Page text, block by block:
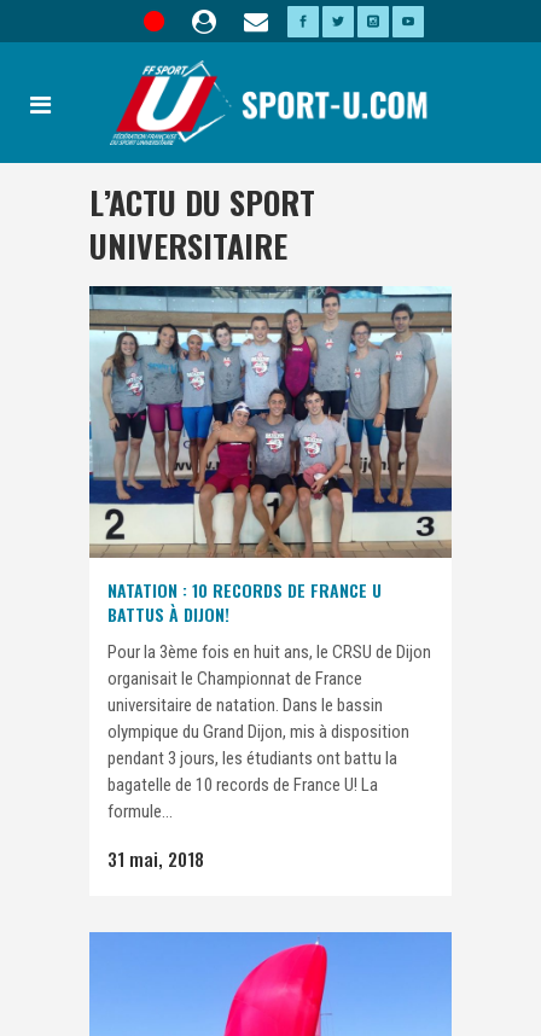
L’ACTU DU SPORT
UNIVERSITAIRE
NATATION : 10 RECORDS DE FRANCE U
BATTUS À DIJON!
Pour la 3ème fois en huit ans, le CRSU de Dijon
organisait le Championnat de France
universitaire de natation. Dans le bassin
olympique du Grand Dijon, mis à disposition
pendant 3 jours, les étudiants ont battu la
bagatelle de 10 records de France U! La
formule...
31 mai, 2018